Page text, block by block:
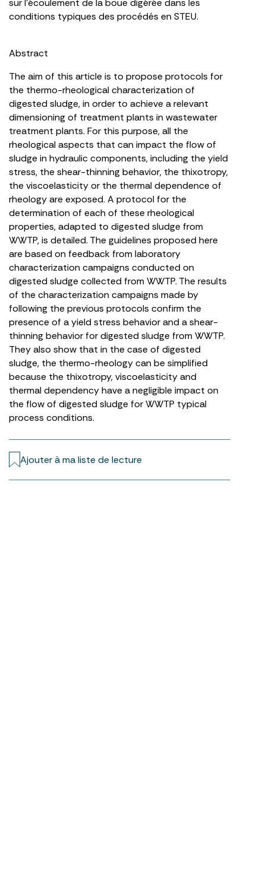
sur l’écoulement de la boue digérée dans les
conditions typiques des procédés en STEU.
Abstract
The aim of this article is to propose protocols for
the thermo-rheological characterization of
digested sludge, in order to achieve a relevant
dimensioning of treatment plants in wastewater
treatment plants. For this purpose, all the
rheological aspects that can impact the flow of
sludge in hydraulic components, including the yield
stress, the shear-thinning behavior, the thixotropy,
the viscoelasticity or the thermal dependence of
rheology are exposed. A protocol for the
determination of each of these rheological
properties, adapted to digested sludge from
WWTP, is detailed. The guidelines proposed here
are based on feedback from laboratory
characterization campaigns conducted on
digested sludge collected from WWTP. The results
of the characterization campaigns made by
following the previous protocols confirm the
presence of a yield stress behavior and a shear-
thinning behavior for digested sludge from WWTP.
They also show that in the case of digested
sludge, the thermo-rheology can be simplified
because the thixotropy, viscoelasticity and
thermal dependency have a negligible impact on
the flow of digested sludge for WWTP typical
process conditions.
Ajouter à ma liste de lecture